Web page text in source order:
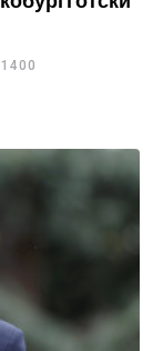
1400